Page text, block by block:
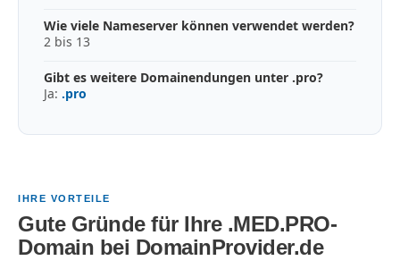
Wie viele Nameserver können verwendet werden?
2 bis 13
Gibt es weitere Domainendungen unter .pro?
Ja: .pro
IHRE VORTEILE
Gute Gründe für Ihre .MED.PRO-
Domain bei DomainProvider.de